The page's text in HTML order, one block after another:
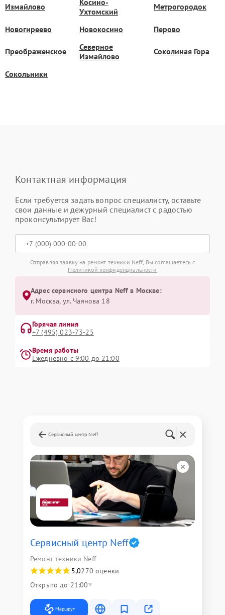
Измайлово
Ухтомский
Метрогородок
Новогиреево Новокосино Перово
Преображенское
Северное
Измайлово
Соколиная Гора
Сокольники
Контактная информация
Если требуется задать вопрос специалисту, оставьте
свои данные и дежурный специалист с радостью
проконсультирует Вас!
Отправляя заявку на ремонт техники Neff, Вы соглашаетесь с
Политикой конфиденциальности
Адрес сервисного центра Neff в Москве:
г. Москва, ул. Чаянова 18
Горячая линия
+7 (495) 023-73-25
Время работы
Ежедневно с 9:00 до 21:00
Сервисный центр Neff
Сервисный центр Neff
Ремонт техники Neff
5,0270 оценки
Открыто до 21:00
Маршрут